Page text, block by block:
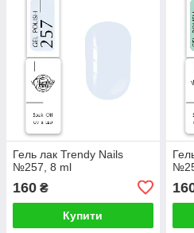
Гель лак Trendy Nails
№257, 8 ml
160 ₴
Купити